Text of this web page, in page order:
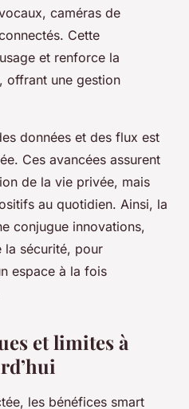
caméras de
Cette
et renforce la
offrant une gestion
données et des flux est
Ces avancées assurent
de la vie privée, mais
au quotidien. Ainsi, la
conjugue innovations,
la sécurité, pour
espace à la fois
et limites à
les bénéfices smart